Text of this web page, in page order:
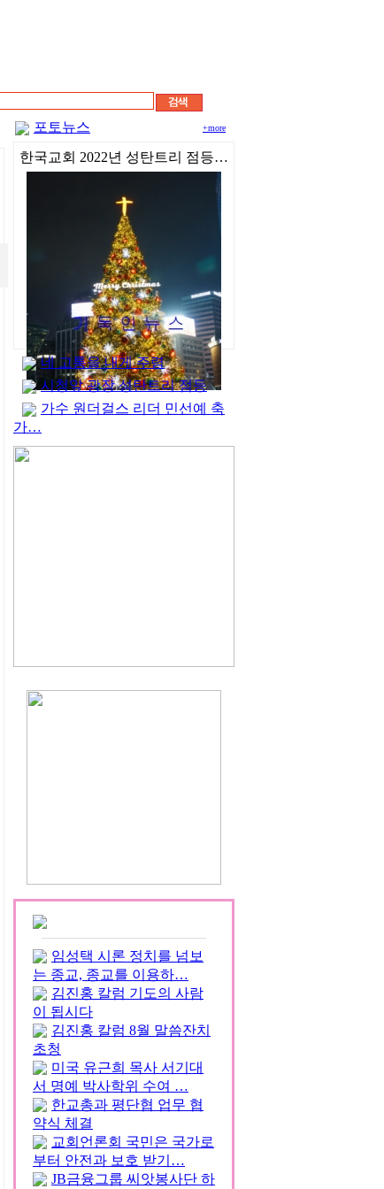
포토뉴스 +more
한국교회 2022년 성탄트리 점등…
네 고통을 내게 주렴
시청앞 광장 성탄트리 점등
가수 원더걸스 리더 민선예 축
가…
임성택 시론 정치를 넘보
는 종교, 종교를 이용하…
김진홍 칼럼 기도의 사람
이 됩시다
김진홍 칼럼 8월 말씀잔치
초청
미국 유근희 목사 서기대
서 명예 박사학위 수여 …
한교총과 평단협 업무 협
약식 체결
교회언론회 국민은 국가로
부터 안전과 보호 받기…
JB금융그룹 씨앗봉사단 하